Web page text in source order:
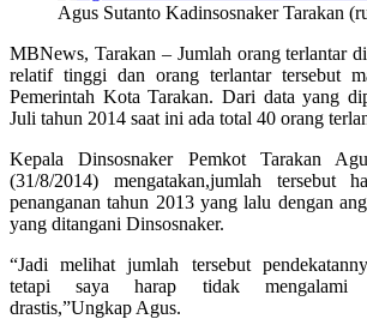
Agus Sutanto Kadinsosnaker Tarakan
MBNews, Tarakan – Jumlah orang terlantar
relatif tinggi dan orang terlantar tersebut
Pemerintah Kota Tarakan. Dari data yang
Juli tahun 2014 saat ini ada total 40 orang
Kepala Dinsosnaker Pemkot Tarakan
(31/8/2014) mengatakan,jumlah tersebut
penanganan tahun 2013 yang lalu dengan
yang ditangani Dinsosnaker.
“Jadi melihat jumlah tersebut
tetapi saya harap tidak mengalami
drastis,”Ungkap Agus.